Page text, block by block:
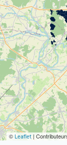
© Leaflet |